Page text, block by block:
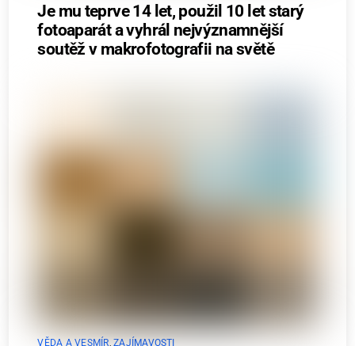
Je mu teprve 14 let, použil 10 let starý
fotoaparát a vyhrál nejvýznamnější
soutěž v makrofotografii na světě
VĚDA A VESMÍR ,ZAJÍMAVOSTI